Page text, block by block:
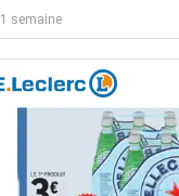
1 semaine